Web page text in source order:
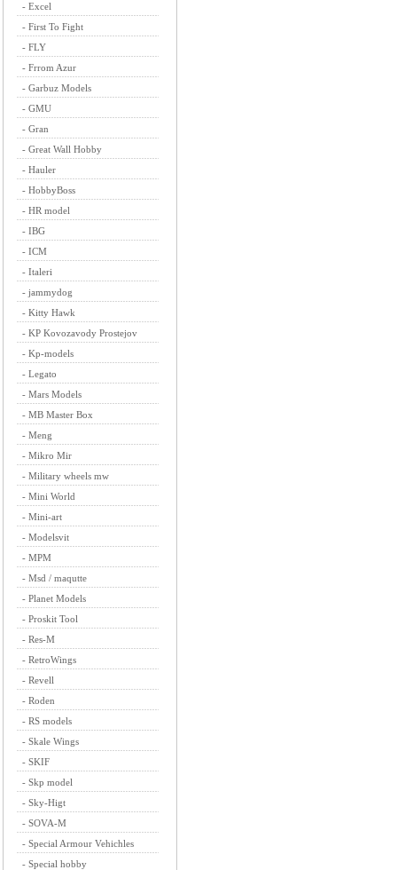
- Excel
- First To Fight
- FLY
- Frrom Azur
- Garbuz Models
- GMU
- Gran
- Great Wall Hobby
- Hauler
- HobbyBoss
- HR model
- IBG
- ICM
- Italeri
- jammydog
- Kitty Hawk
- KP Kovozavody Prostejov
- Kp-models
- Legato
- Mars Models
- MB Master Box
- Meng
- Mikro Mir
- Military wheels mw
- Mini World
- Mini-art
- Modelsvit
- MPM
- Msd / maqutte
- Planet Models
- Proskit Tool
- Res-M
- RetroWings
- Revell
- Roden
- RS models
- Skale Wings
- SKIF
- Skp model
- Sky-Higt
- SOVA-M
- Special Armour Vehichles
- Special hobby